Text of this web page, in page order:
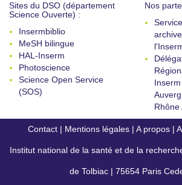
Sites du DSO (département
Science Ouverte) :
Insermbiblio
MeSH bilingue
HAL-Inserm
Photoscience
Science Open Service
(SOS)
Nos
Inserm
Rhône
Contact | Mentions légales | A propos |
conforme)
Institut national de la santé et de la
de Tolbiac | 75654 Paris